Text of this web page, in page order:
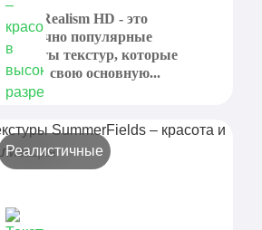
Mainly Realism HD - это
достаточно популярные
варианты текстур, которые
выдают свою основную...
Реалистичные